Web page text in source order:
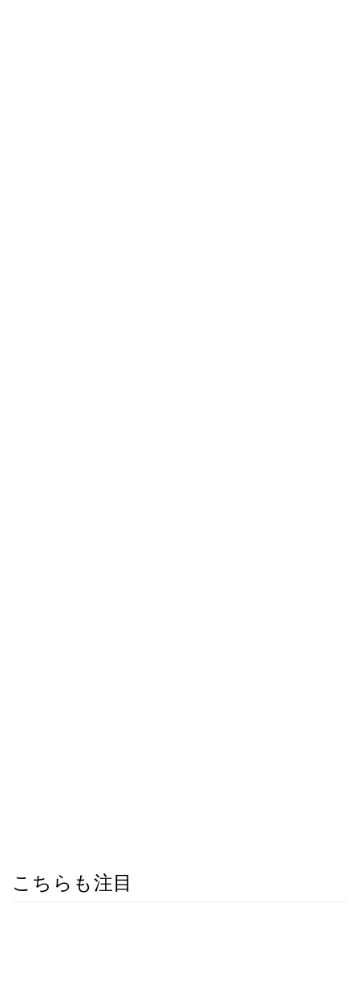
こちらも注目